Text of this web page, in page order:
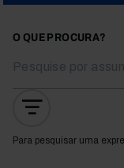
O QUE PROCURA?
Para pesquisar uma